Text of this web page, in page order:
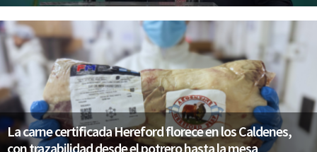
La carne certificada Hereford florece en los Caldenes,
con trazabilidad desde el potrero hasta la mesa